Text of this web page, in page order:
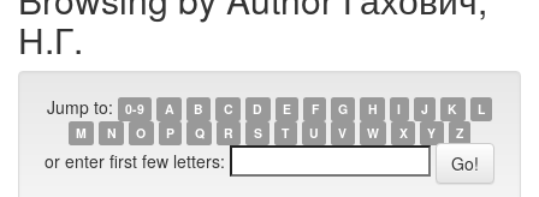
Н.Г.
Jump to: 0-9 A B C D E F G H I J K
L
M
N O P Q R S T U V W X Y Z
or enter first few letters: